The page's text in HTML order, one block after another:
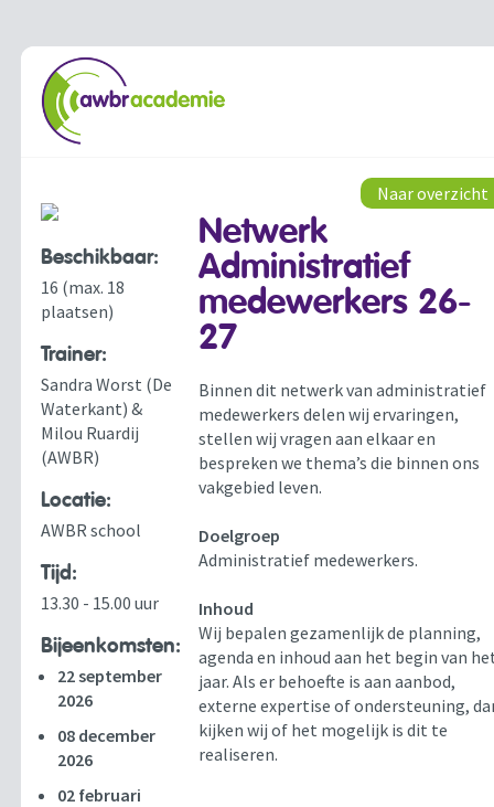
Beschikbaar:
16 (max. 18
plaatsen)
Trainer:
Sandra Worst (De
Waterkant) &
Milou Ruardij
(AWBR)
Locatie:
AWBR school
Tijd:
13.30 - 15.00 uur
Bijeenkomsten:
22 september
2026
08 december
2026
02 februari
Naar overzicht
Netwerk
Administratief
medewerkers 26-
27
Binnen dit netwerk van administratief
medewerkers delen wij ervaringen,
stellen wij vragen aan elkaar en
bespreken we thema’s die binnen ons
vakgebied leven.
Doelgroep
Administratief medewerkers.
Inhoud
Wij bepalen gezamenlijk de planning,
agenda en inhoud aan het begin van
jaar. Als er behoefte is aan aanbod,
externe expertise of ondersteuning,
kijken wij of het mogelijk is dit te
realiseren.